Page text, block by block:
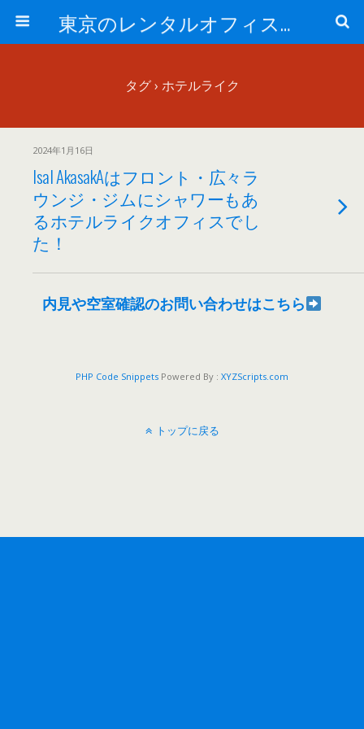
東京のレンタルオフィス、サービスオフィスの現地取材記事ブログ-ROjournal
タグ › ホテルライク
2024年1月16日
IsaI AkasakAはフロント・広々ラ
ウンジ・ジムにシャワーもあ
るホテルライクオフィスでし
た！
内見や空室確認のお問い合わせはこちら
PHP Code Snippets Powered By : XYZScripts.com
トップに戻る